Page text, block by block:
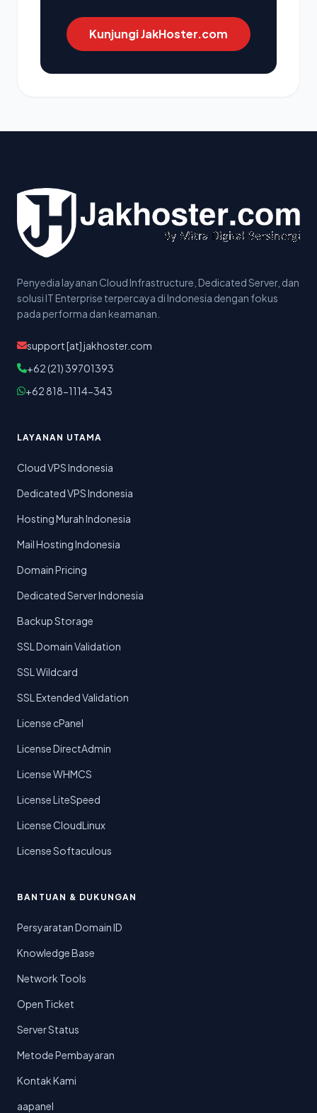
Kunjungi JakHoster.com
Penyedia layanan Cloud Infrastructure, Dedicated Server, dan
solusi IT Enterprise terpercaya di Indonesia dengan fokus
pada performa dan keamanan.
support [at] jakhoster.com
+62 (21) 39701393
+62 818-1114-343
LAYANAN UTAMA
Cloud VPS Indonesia
Dedicated VPS Indonesia
Hosting Murah Indonesia
Mail Hosting Indonesia
Domain Pricing
Dedicated Server Indonesia
Backup Storage
SSL Domain Validation
SSL Wildcard
SSL Extended Validation
License cPanel
License DirectAdmin
License WHMCS
License LiteSpeed
License CloudLinux
License Softaculous
BANTUAN & DUKUNGAN
Persyaratan Domain ID
Knowledge Base
Network Tools
Open Ticket
Server Status
Metode Pembayaran
Kontak Kami
aapanel